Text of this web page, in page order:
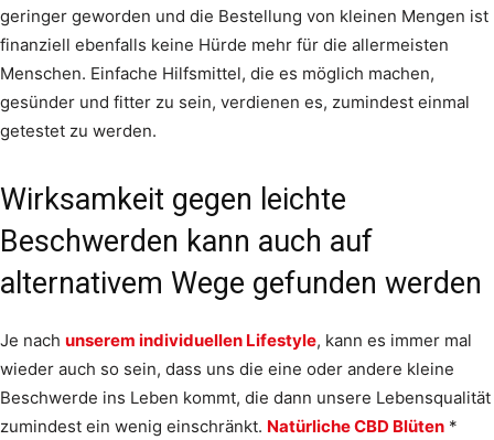
geringer geworden und die Bestellung von kleinen Mengen ist
finanziell ebenfalls keine Hürde mehr für die allermeisten
Menschen. Einfache Hilfsmittel, die es möglich machen,
gesünder und fitter zu sein, verdienen es, zumindest einmal
getestet zu werden.
Wirksamkeit gegen leichte
Beschwerden kann auch auf
alternativem Wege gefunden werden
Je nach unserem individuellen Lifestyle, kann es immer mal
wieder auch so sein, dass uns die eine oder andere kleine
Beschwerde ins Leben kommt, die dann unsere Lebensqualität
zumindest ein wenig einschränkt. Natürliche CBD Blüten *